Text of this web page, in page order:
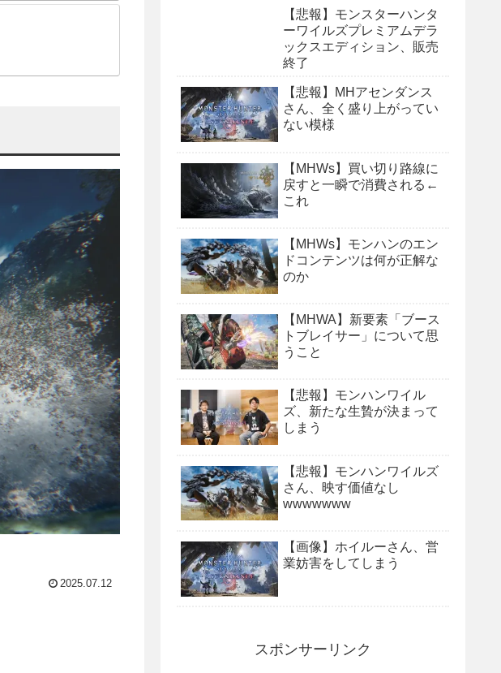
2025.07.12
【悲報】モンスターハンタ
ーワイルズプレミアムデラ
ックスエディション、販売
終了
【悲報】MHアセンダンス
さん、全く盛り上がってい
ない模様
【MHWs】買い切り路線に
戻すと一瞬で消費される←
これ
【MHWs】モンハンのエン
ドコンテンツは何が正解な
のか
【MHWA】新要素「ブース
トブレイサー」について思
うこと
【悲報】モンハンワイル
ズ、新たな生贄が決まって
しまう
【悲報】モンハンワイルズ
さん、映す価値なし
wwwwwww
【画像】ホイルーさん、営
業妨害をしてしまう
スポンサーリンク